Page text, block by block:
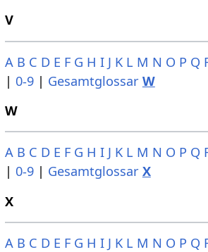
V
A B C D E F G H I J K L M N O P Q
| 0-9| Gesamtglossar W
W
A B C D E F G H I J K L M N O P Q
| 0-9| Gesamtglossar X
X
A B C D E F G H I J K L M N O P Q